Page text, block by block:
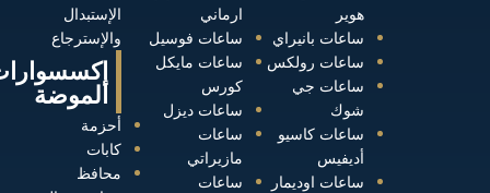
الإستبدال
والإسترجاع
الموضة
أحزمة
كابات
محافظ
ارماني
ساعات فوسيل
ساعات مايكل
كورس
ساعات ديزل
ساعات
مازيراتي
ساعات
هوير
ساعات بانيراي
ساعات رولكس
ساعات جي
شوك
ساعات كاسيو
أديفيس
ساعات اوديمار